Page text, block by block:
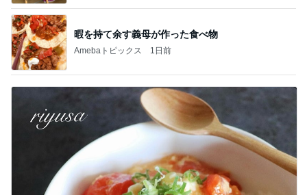
暇を持て余す義母が作った食べ物
Amebaトピックス 1日前